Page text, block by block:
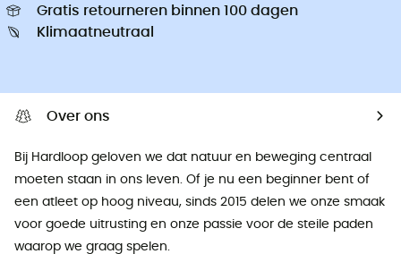
Gratis retourneren binnen 100 dagen
Klimaatneutraal
Over ons
Bij Hardloop geloven we dat natuur en beweging centraal
moeten staan ​​in ons leven. Of je nu een beginner bent of
een atleet op hoog niveau, sinds 2015 delen we onze smaak
voor goede uitrusting en onze passie voor de steile paden
waarop we graag spelen.